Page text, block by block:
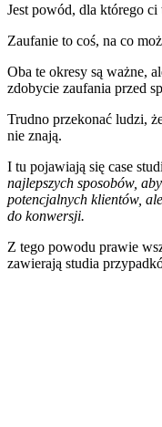
Jest powód, dla którego ci
Zaufanie to coś, na co
Oba te okresy są ważne,
zdobycie zaufania przed
Trudno przekonać ludzi,
nie znają.
I tu pojawiają się case
najlepszych sposobów,
potencjalnych klientów,
do konwersji.
Z tego powodu prawie
zawierają studia